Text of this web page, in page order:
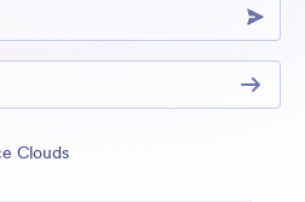
CloudsKategori